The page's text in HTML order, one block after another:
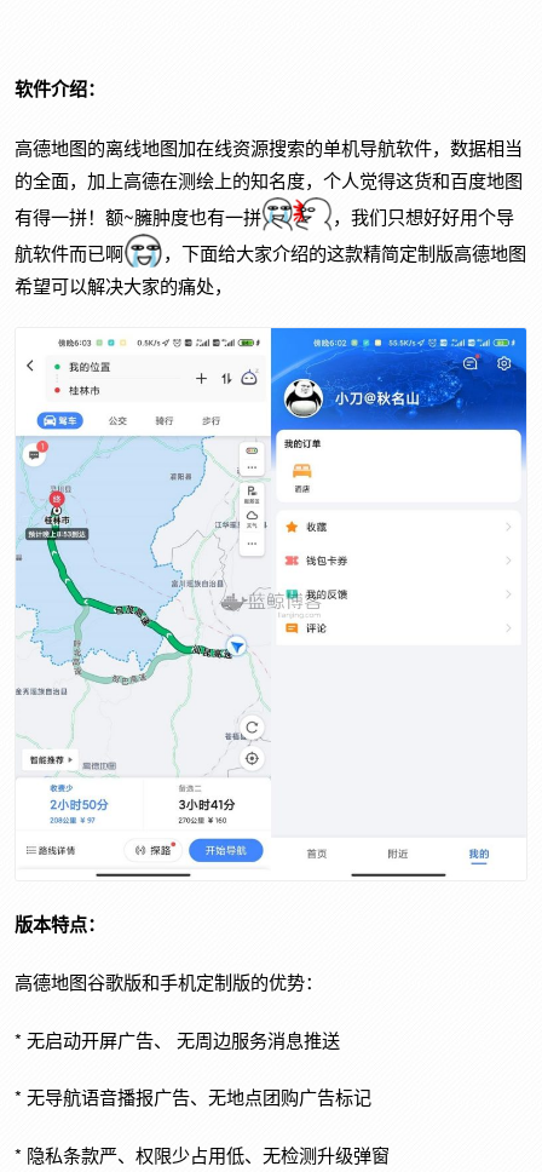
软件介绍：
高德地图的离线地图加在线资源搜索的单机导航软件，数据相当
的全面，加上高德在测绘上的知名度，个人觉得这货和百度地图
有得一拼！额~臃肿度也有一拼
，我们只想好好用个导
航软件而已啊
，下面给大家介绍的这款精简定制版高德地图
希望可以解决大家的痛处，
版本特点：
高德地图谷歌版和手机定制版的优势：
* 无启动开屏广告、 无周边服务消息推送
* 无导航语音播报广告、无地点团购广告标记
* 隐私条款严、权限少占用低、无检测升级弹窗